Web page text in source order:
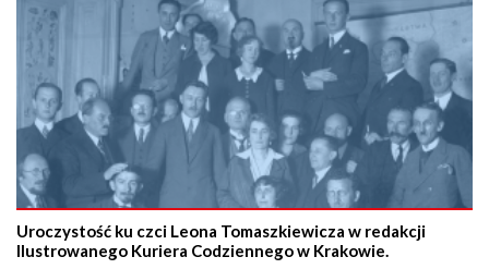
Uroczystość ku czci Leona Tomaszkiewicza w redakcji
Ilustrowanego Kuriera Codziennego w Krakowie.